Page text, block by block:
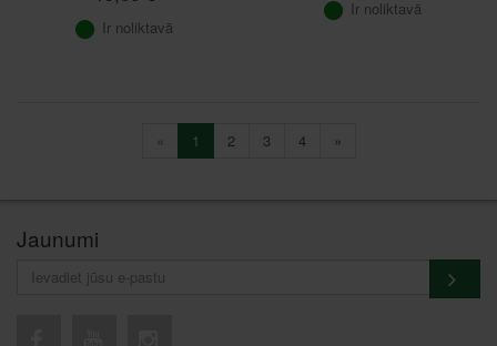
Ir noliktavā
Ir noliktavā
« 1 2 3 4 »
Jaunumi